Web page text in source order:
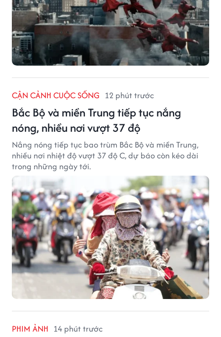
CẬN CẢNH CUỘC SỐNG 12 phút trước
Bắc Bộ và miền Trung tiếp tục nắng
nóng, nhiều nơi vượt 37 độ
Nắng nóng tiếp tục bao trùm Bắc Bộ và miền Trung,
nhiều nơi nhiệt độ vượt 37 độ C, dự báo còn kéo dài
trong những ngày tới.
PHIM ẢNH 14 phút trước